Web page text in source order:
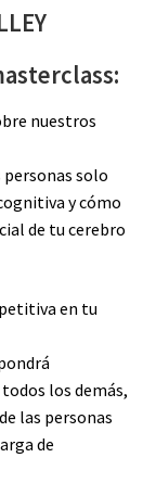
nuestros
personas solo
y cómo
de tu cerebro
en tu
los demás,
las personas
de